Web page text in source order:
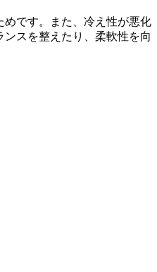
です。また、冷え性が悪化
スを整えたり、柔軟性を向